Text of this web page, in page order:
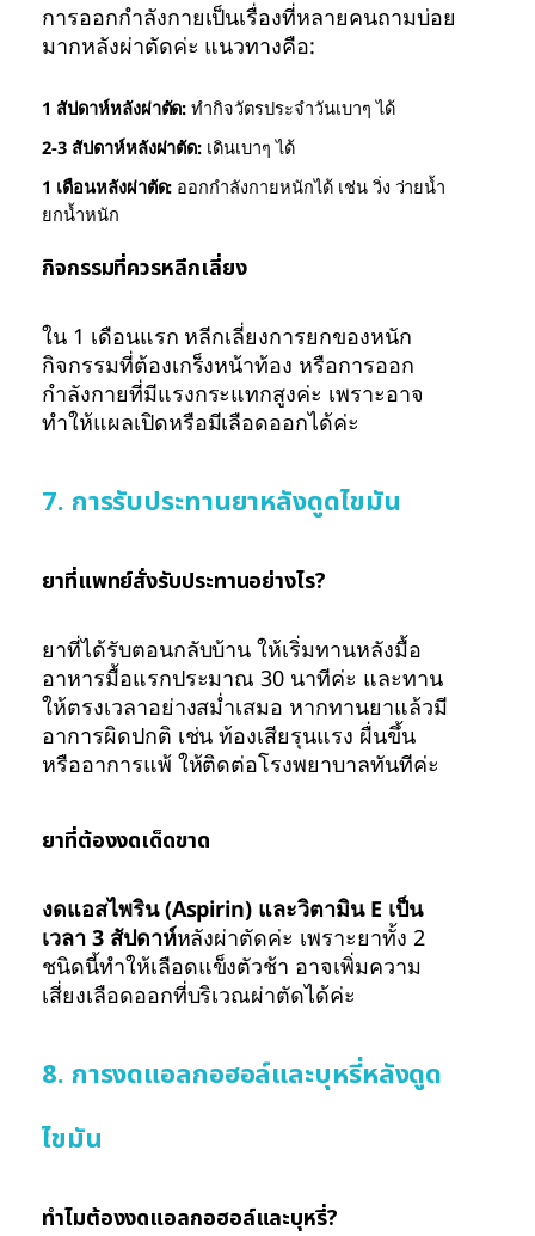
การออกกำลังกายเป็นเรื่องที่หลายคนถามบ่อย
มากหลังผ่าตัดค่ะ แนวทางคือ:
1 สัปดาห์หลังผ่าตัด: ทำกิจวัตรประจำวันเบาๆ ได้
2-3 สัปดาห์หลังผ่าตัด: เดินเบาๆ ได้
1 เดือนหลังผ่าตัด: ออกกำลังกายหนักได้ เช่น วิ่ง ว่ายน้ำ
ยกน้ำหนัก
กิจกรรมที่ควรหลีกเลี่ยง
ใน 1 เดือนแรก หลีกเลี่ยงการยกของหนัก
กิจกรรมที่ต้องเกร็งหน้าท้อง หรือการออก
กำลังกายที่มีแรงกระแทกสูงค่ะ เพราะอาจ
ทำให้แผลเปิดหรือมีเลือดออกได้ค่ะ
7. การรับประทานยาหลังดูดไขมัน
ยาที่แพทย์สั่งรับประทานอย่างไร?
ยาที่ได้รับตอนกลับบ้าน ให้เริ่มทานหลังมื้อ
อาหารมื้อแรกประมาณ 30 นาทีค่ะ และทาน
ให้ตรงเวลาอย่างสม่ำเสมอ หากทานยาแล้วมี
อาการผิดปกติ เช่น ท้องเสียรุนแรง ผื่นขึ้น
หรืออาการแพ้ ให้ติดต่อโรงพยาบาลทันทีค่ะ
ยาที่ต้องงดเด็ดขาด
งดแอสไพริน (Aspirin) และวิตามิน E เป็น
เวลา 3 สัปดาห์หลังผ่าตัดค่ะ เพราะยาทั้ง 2
ชนิดนี้ทำให้เลือดแข็งตัวช้า อาจเพิ่มความ
เสี่ยงเลือดออกที่บริเวณผ่าตัดได้ค่ะ
8. การงดแอลกอฮอล์และบุหรี่หลังดูด
ไขมัน
ทำไมต้องงดแอลกอฮอล์และบุหรี่?